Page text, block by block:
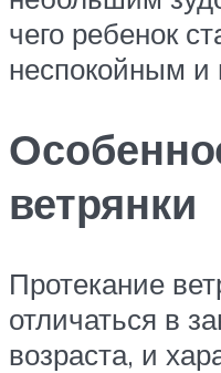
чего ребенок
неспокойным
ветрянки
Протекание
отличаться в
возраста, и